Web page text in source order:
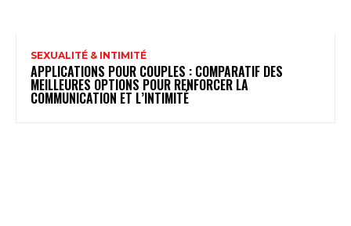
SEXUALITÉ & INTIMITÉ
APPLICATIONS POUR COUPLES : COMPARATIF DES
MEILLEURES OPTIONS POUR RENFORCER LA
COMMUNICATION ET L’INTIMITÉ